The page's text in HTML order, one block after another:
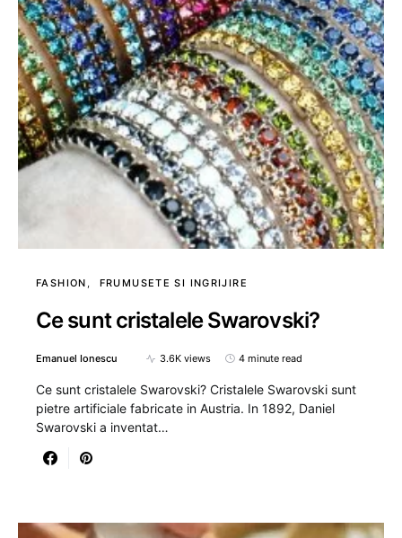
FASHION FRUMUSETE SI INGRIJIRE
Ce sunt cristalele Swarovski?
Emanuel Ionescu 3.6K views 4 minute read
Ce sunt cristalele Swarovski? Cristalele Swarovski sunt
pietre artificiale fabricate in Austria. In 1892, Daniel
Swarovski a inventat…